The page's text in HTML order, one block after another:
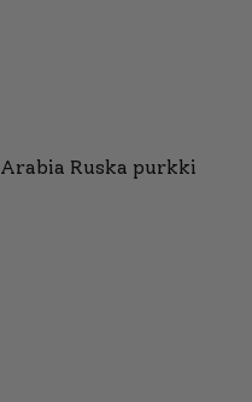
Arabia Ruska purkki